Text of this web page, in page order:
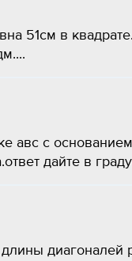
51см в
авс с
дайте в
диагоналей